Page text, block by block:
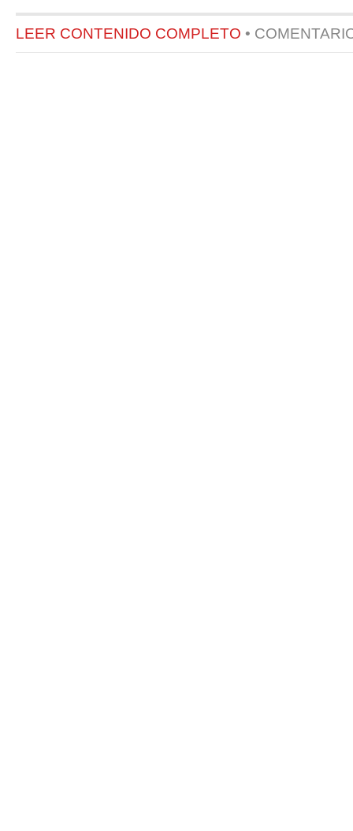
LEER CONTENIDO COMPLETO •